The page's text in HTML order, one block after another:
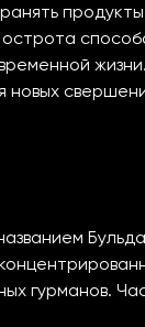
продукты
новых
гурманов.